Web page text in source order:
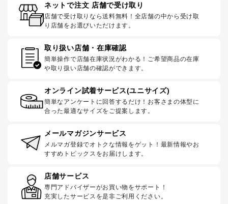
ネットで注文 店舗で受け取り
店舗で受け取りなら送料無料！全店舗の中から受け取
り店舗をお選びいただけます。
取り扱い店舗・在庫確認
簡単操作で店舗在庫状況がわかる！ご希望商品の在庫
や取り扱い店舗の確認ができます。
オンライン試着サービス(ユニサイズ)
簡単なアンケートに回答するだけ！お客さまの体型に
合った最適なサイズをご提案します。
メールマガジンサービス
メルマガ登録でオトクな情報をゲット！最新情報やお
すすめトピックスをお届けします。
店舗サービス
専門アドバイザーがお買い物をサポート！
充実したサービスを是非ご利用ください。